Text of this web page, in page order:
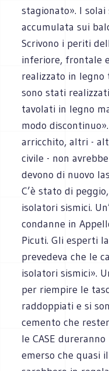
stagionato». I solai
accumulata sui
Scrivono i periti
inferiore, frontale
realizzato in
sono stati
tavolati in legno
modo
arricchito, altri -
civile - non
devono di nuovo
C’è stato di
isolatori sismici.
condanne in
Picuti. Gli esperti
prevedeva che le
isolatori sismici».
per riempire le
raddoppiati e si
cemento che
le CASE
emerso che quasi